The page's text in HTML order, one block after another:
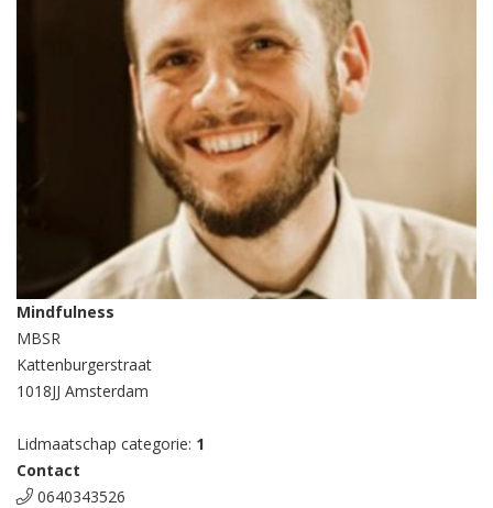
Mindfulness
MBSR
Kattenburgerstraat
1018JJ Amsterdam
Lidmaatschap categorie: 1
Contact
0640343526